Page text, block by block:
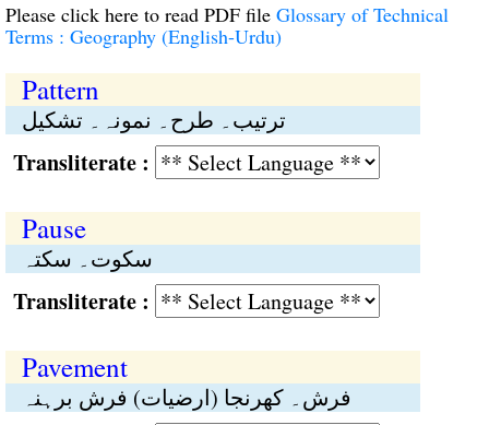
Please click here to read PDF file Glossary of Technical
Terms : Geography (English-Urdu)
Pattern
ترتیب۔ طرح۔ نمونہ۔ تشکیل
:
Pause
سکوت۔ سکتہ
:
Pavement
فرش۔ کھرنجا (ارضیات) فرش برہنہ